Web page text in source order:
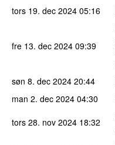
tors 19. dec 2024 05:16
fre 13. dec 2024 09:39
søn 8. dec 2024 20:44
man 2. dec 2024 04:30
tors 28. nov 2024 18:32